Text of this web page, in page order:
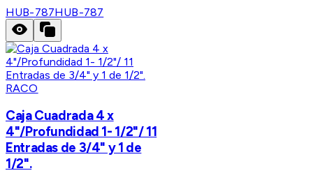
HUB-787HUB-787
RACO
Caja Cuadrada 4 x
4"/Profundidad 1- 1/2"/ 11
Entradas de 3/4" y 1 de
1/2".